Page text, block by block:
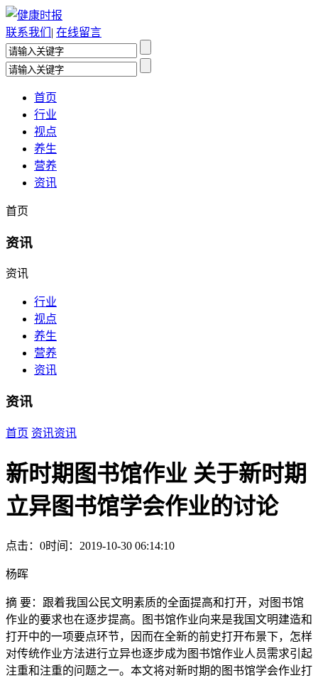
联系我们 | 在线留言
首页
行业
视点
养生
营养
资讯
首页
资讯
资讯
行业
视点
养生
营养
资讯
资讯
首页 资讯资讯
新时期图书馆作业 关于新时期
立异图书馆学会作业的讨论
点击：0时间：2019-10-30 06:14:10
杨晖
摘 要：跟着我国公民文明素质的全面提高和打开，对图书馆
作业的要求也在逐步提高。图书馆作业向来是我国文明建造和
打开中的一项要点环节，因而在全新的前史打开布景下，怎样
对传统作业方法进行立异也逐步成为图书馆作业人员需求引起
注重和注重的问题之一。本文将对新时期的图书馆学会作业打